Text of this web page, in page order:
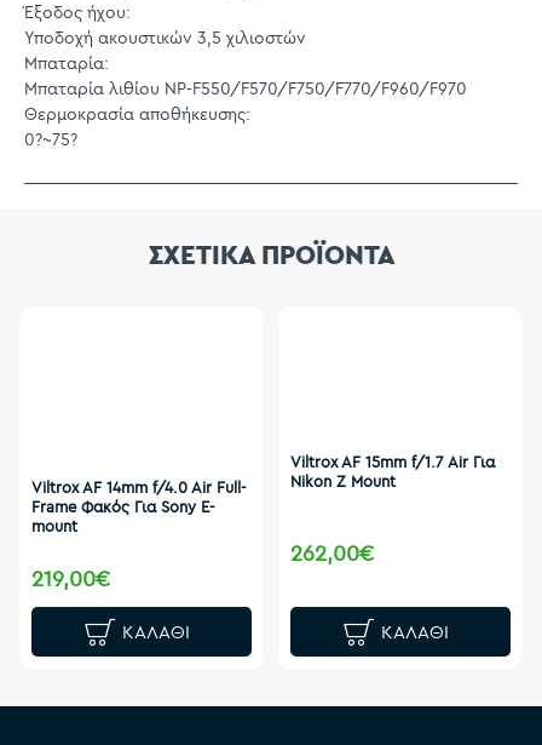
Έξοδος ήχου:
Υποδοχή ακουστικών 3,5 χιλιοστών
Μπαταρία:
Μπαταρία λιθίου NP-F550/F570/F750/F770/F960/F970
Θερμοκρασία αποθήκευσης:
0?~75?
ΣΧΕΤΙΚΑ ΠΡΟΪΟΝΤΑ
Viltrox AF 14mm f/4.0 Air Full-
Frame Φακός Για Sony E-
mount
219,00€
ΚΑΛΆΘΙ
Viltrox AF 15mm f/1.7 Air Για
Nikon Z Mount
262,00€
ΚΑΛΆΘΙ